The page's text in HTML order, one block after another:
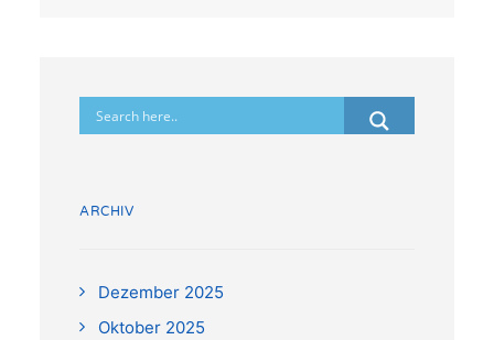
ARCHIV
Dezember 2025
Oktober 2025